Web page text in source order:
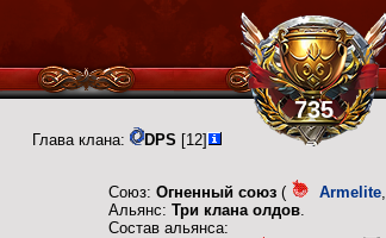
735
Глава клана: DPS [12]
Союз: Огненный союз ( Armelite,
Альянс: Три клана олдов.
Состав альянса: